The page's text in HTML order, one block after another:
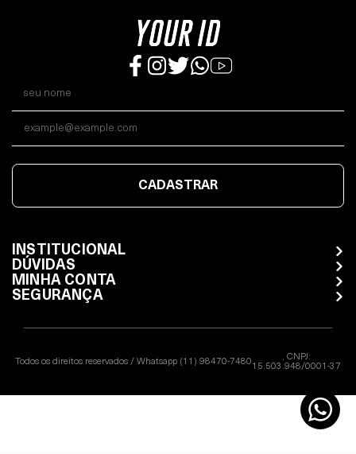
CADASTRAR
INSTITUCIONAL
DÚVIDAS
MINHA CONTA
SEGURANÇA
15.503.948/0001-37
Todos os direitos reservados / Whatsapp (11) 98470-7480